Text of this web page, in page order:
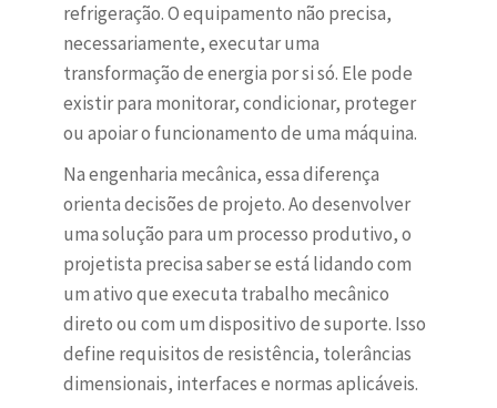
refrigeração. O equipamento não precisa,
necessariamente, executar uma
transformação de energia por si só. Ele pode
existir para monitorar, condicionar, proteger
ou apoiar o funcionamento de uma máquina.
Na engenharia mecânica, essa diferença
orienta decisões de projeto. Ao desenvolver
uma solução para um processo produtivo, o
projetista precisa saber se está lidando com
um ativo que executa trabalho mecânico
direto ou com um dispositivo de suporte. Isso
define requisitos de resistência, tolerâncias
dimensionais, interfaces e normas aplicáveis.